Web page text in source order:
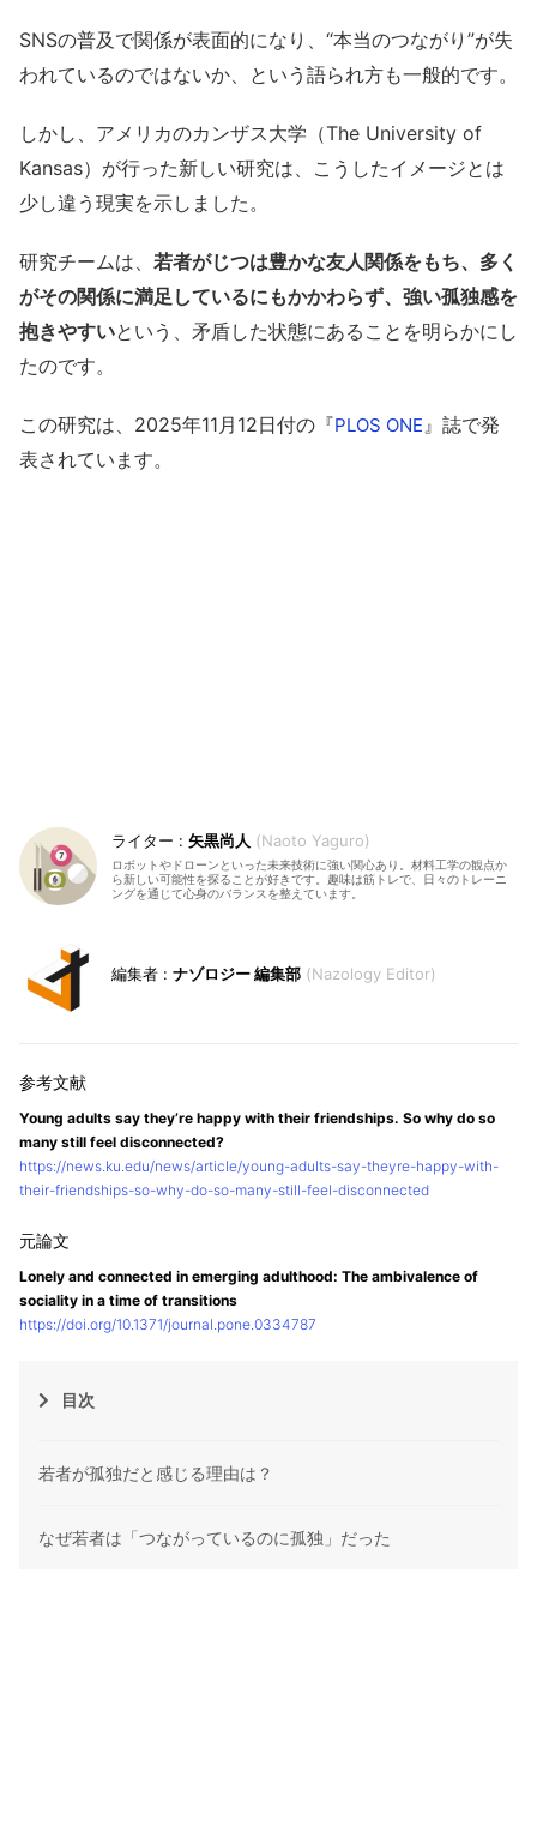
SNSの普及で関係が表面的になり、“本当のつながり”が失
われているのではないか、という語られ方も一般的です。
しかし、アメリカのカンザス大学（The University of
Kansas）が行った新しい研究は、こうしたイメージとは
少し違う現実を示しました。
研究チームは、 若者がじつは豊かな友人関係をもち、多く
がその関係に満足しているにもかかわらず、強い孤独感を
抱きやすいという、矛盾した状態にあることを明らかにし
たのです。
この研究は、2025年11月12日付の『PLOS ONE 』誌で発
表されています。
矢黒尚人 Naoto Yaguro
ロボットやドローンといった未来技術に強い関心あり。材料工学の観点か
ら新しい可能性を探ることが好きです。趣味は筋トレで、日々のトレーニ
ングを通じて心身のバランスを整えています。
ナゾロジー 編集部 Nazology Editor
Young adults say they’re happy with their friendships. So why do so
many still feel disconnected?
https://news.ku.edu/news/article/young-adults-say-theyre-happy-with-
their-friendships-so-why-do-so-many-still-feel-disconnected
Lonely and connected in emerging adulthood: The ambivalence of
sociality in a time of transitions
https://doi.org/10.1371/journal.pone.0334787
目次
若者が孤独だと感じる理由は？
なぜ若者は「つながっているのに孤独」だった